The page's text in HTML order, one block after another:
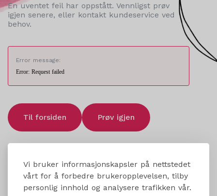
Vi bruker informasjonskapsler på nettstedet
vårt for å forbedre brukeropplevelsen, tilby
personlig innhold og analysere trafikken vår.
En uventet feil har oppstått. Vennligst prøv
igjen senere, eller kontakt kundeservice ved
behov.
Error message:
Error: Request failed
Til forsiden Prøv igjen